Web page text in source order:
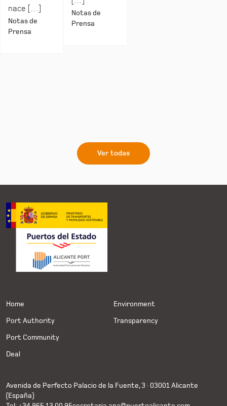
nace […]
Notas de
Prensa
Notas de
Prensa
Ver todas
Home
Port Authority
Port Community
Deal
Environment
Transparency
Avenida de Perfecto Palacio de la Fuente, 3 · 03001 Alicante
(España)